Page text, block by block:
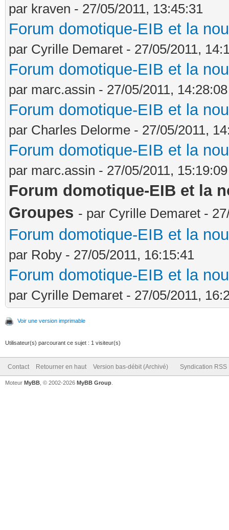
par kraven - 27/05/2011, 13:45:31
Forum domotique-EIB et la
par Cyrille Demaret - 27/05/2011,
Forum domotique-EIB et la
par marc.assin - 27/05/2011, 14:28:08
Forum domotique-EIB et la
par Charles Delorme - 27/05/2011,
Forum domotique-EIB et la
par marc.assin - 27/05/2011, 15:19:09
Forum domotique-EIB et la
Groupes - par Cyrille Demaret -
Forum domotique-EIB et la
par Roby - 27/05/2011, 16:15:41
Forum domotique-EIB et la
par Cyrille Demaret - 27/05/2011,
Voir une version imprimable
Utilisateur(s) parcourant ce sujet : 1 visiteur(s)
Contact Retourner en haut Version bas-débit (Archivé) Syndication RSS
Moteur MyBB , © 2002-2026 MyBB Group